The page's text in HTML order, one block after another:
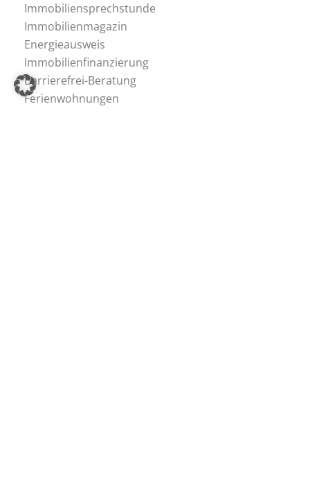
Immobiliensprechstunde
Immobilienmagazin
Energieausweis
Immobilienfinanzierung
Barrierefrei-Beratung
Ferienwohnungen